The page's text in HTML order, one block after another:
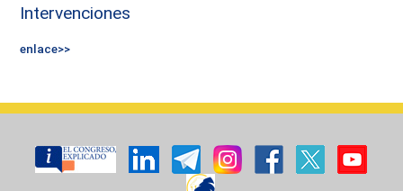
Intervenciones
enlace>>